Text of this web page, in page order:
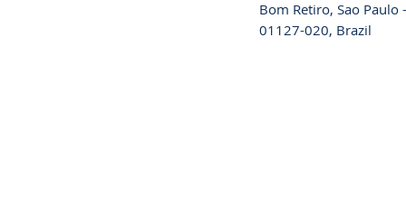
Bom Retiro, Sao Paulo
01127-020, Brazil